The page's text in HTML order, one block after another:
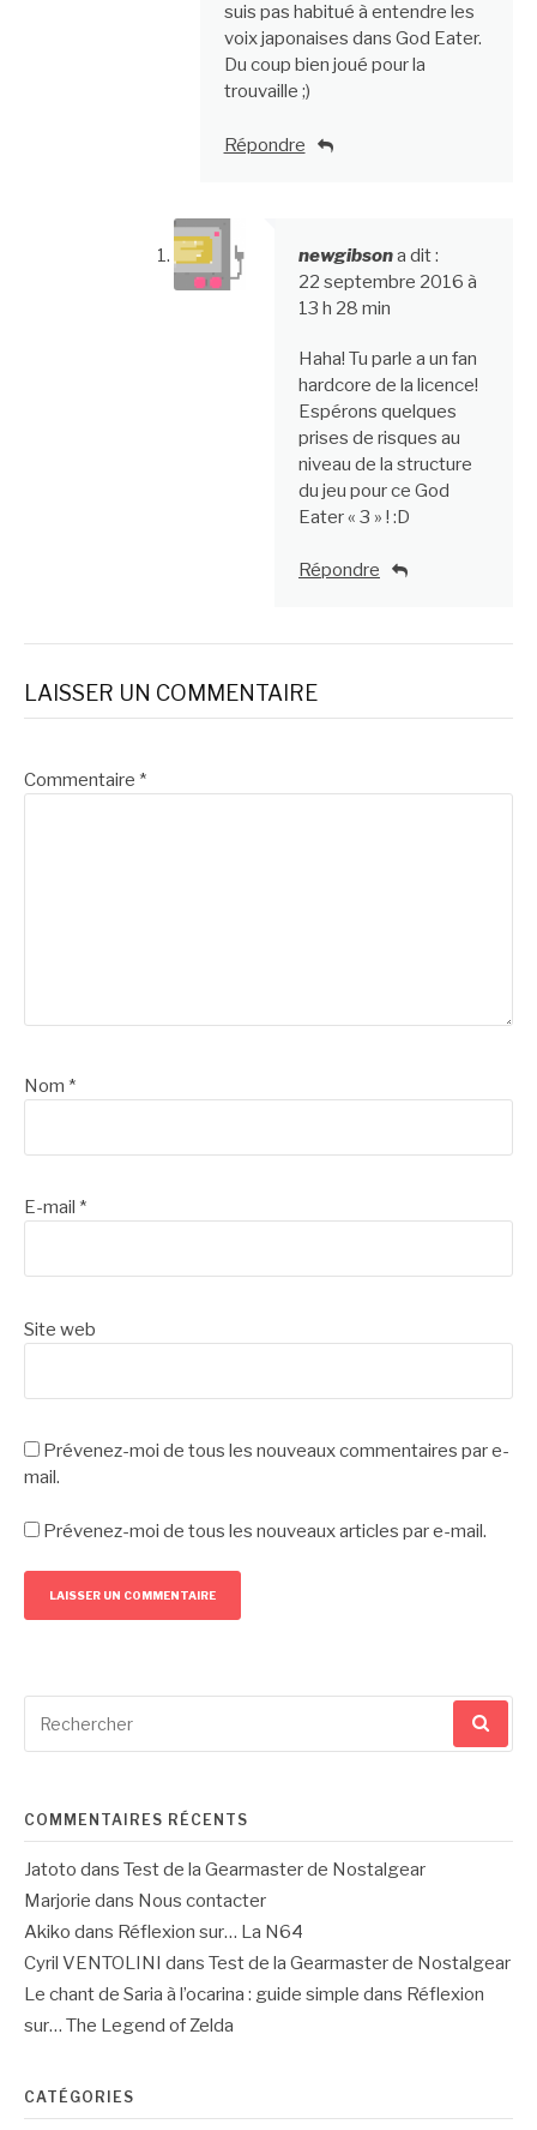
suis pas habitué à entendre les
voix japonaises dans God Eater.
Du coup bien joué pour la
trouvaille ;)
Répondre
newgibsona dit :
22 septembre 2016 à
13 h 28 min
Haha! Tu parle a un fan
hardcore de la licence!
Espérons quelques
prises de risques au
niveau de la structure
du jeu pour ce God
Eater « 3 » ! :D
Répondre
LAISSER UN COMMENTAIRE
Commentaire *
Nom *
E-mail *
Site web
Prévenez-moi de tous les nouveaux commentaires par e-
mail.
Prévenez-moi de tous les nouveaux articles par e-mail.
pour
COMMENTAIRES RÉCENTS
Jatoto dans Test de la Gearmaster de Nostalgear
Marjorie dans Nous contacter
Akiko dans Réflexion sur… La N64
Cyril VENTOLINI dans Test de la Gearmaster de Nostalgear
Le chant de Saria à l’ocarina : guide simple dans Réflexion
sur… The Legend of Zelda
CATÉGORIES